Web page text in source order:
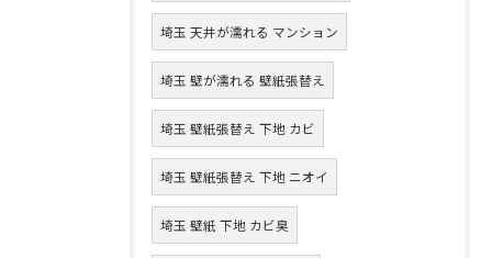
埼玉 天井が濡れる マンション
埼玉 壁が濡れる 壁紙張替え
埼玉 壁紙張替え 下地 カビ
埼玉 壁紙張替え 下地 ニオイ
埼玉 壁紙 下地 カビ臭